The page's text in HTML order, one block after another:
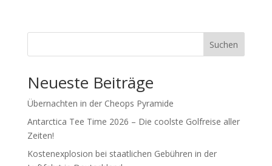
Suchen
Neueste Beiträge
Übernachten in der Cheops Pyramide
Antarctica Tee Time 2026 – Die coolste Golfreise aller
Zeiten!
Kostenexplosion bei staatlichen Gebühren in der